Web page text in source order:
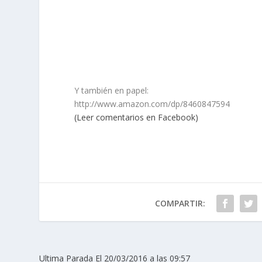
Y también en papel:
http://www.amazon.com/dp/8460847594
(Leer comentarios en Facebook)
COMPARTIR:
Ultima Parada El 20/03/2016 a las 09:57